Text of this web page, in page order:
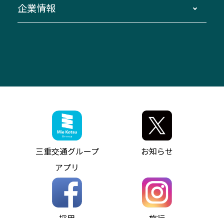
伊勢二見鳥羽周遊バスCANばす
「みえブルーライン」（三重大学病院直通バ
神都ライナー
ミジュマルのラッピングバス（鈴鹿管内）
参宮バス
神都バス
パールシャトル
バス情報の見える化
コミュニティバス
バス・タクシー交通広告
桑名・長島温泉・金城ふ頭駅～中部国際空港
（休止中）
お客様駐車場のご案内
アイコンの説明
インターネット予約
よくあるご質問
お問い合わせ
美し国周遊ばす
自家用自動車車両運行管理
ザ・バスコレクション三重交通バスセット
三重交通公式グッズ
企業情報
ファンコーナー
お問い合わせ
お知らせ・最新情報一覧
ニュースリリース
お問い合わせ
個人情報保護方針
ソーシャルメディア運用ポリシー
三重交通グループ
アプリ
お知らせ